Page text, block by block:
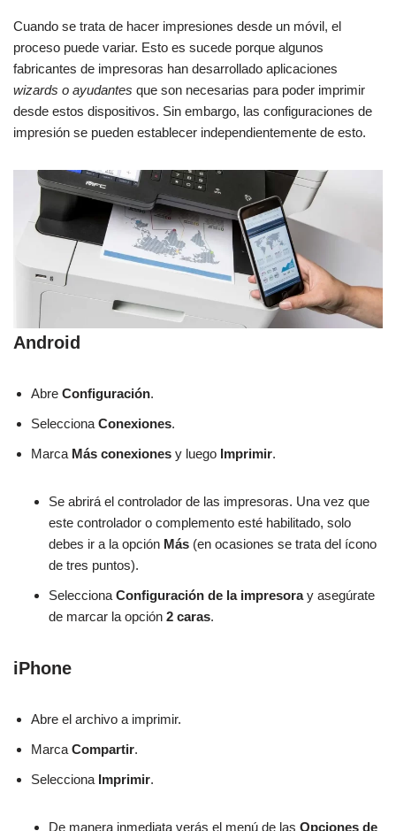
Cuando se trata de hacer impresiones desde un móvil, el
proceso puede variar. Esto es sucede porque algunos
fabricantes de impresoras han desarrollado aplicaciones
wizards o ayudantes que son necesarias para poder imprimir
desde estos dispositivos. Sin embargo, las configuraciones de
impresión se pueden establecer independientemente de esto.
Android
Abre Configuración.
Selecciona Conexiones.
Marca Más conexiones y luego Imprimir.
Se abrirá el controlador de las impresoras. Una vez que
este controlador o complemento esté habilitado, solo
debes ir a la opción Más (en ocasiones se trata del ícono
de tres puntos).
Selecciona Configuración de la impresoray asegúrate
de marcar la opción 2 caras.
iPhone
Abre el archivo a imprimir.
Marca Compartir.
Selecciona Imprimir.
De manera inmediata verás el menú de las Opciones de